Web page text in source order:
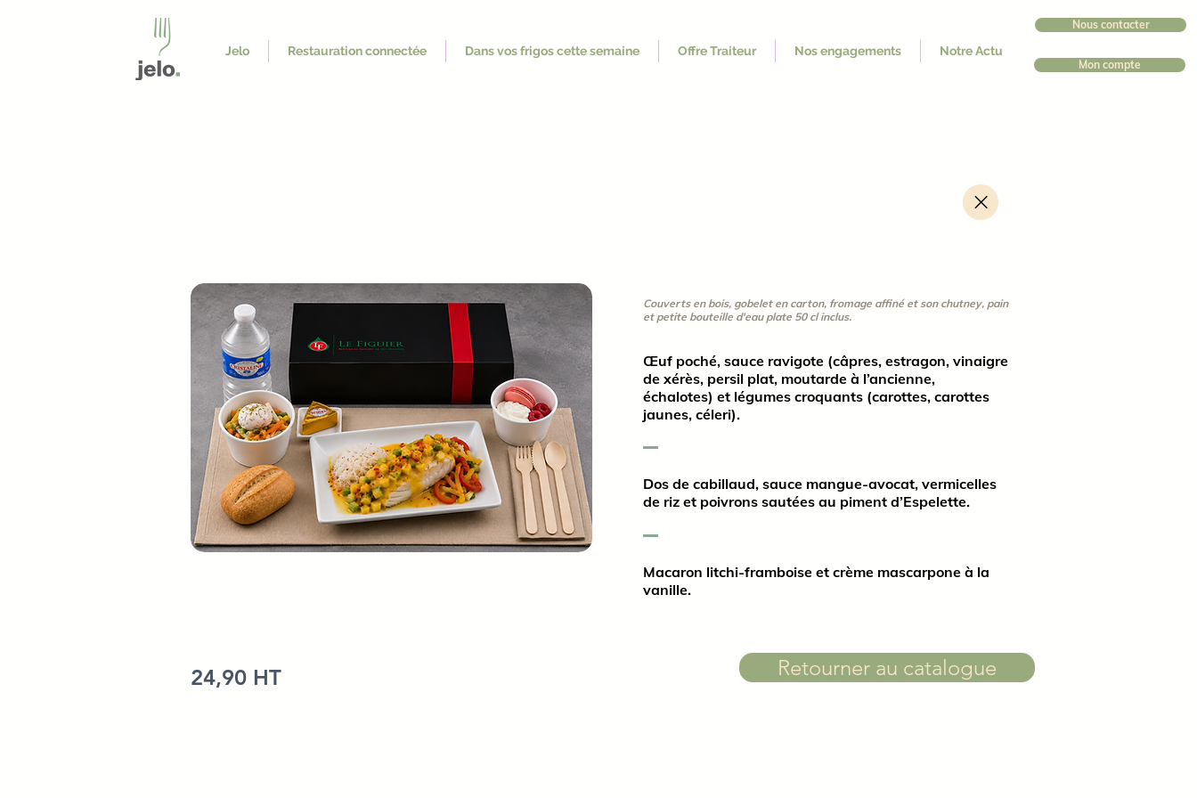
Jelo Restauration connectée Dans vos frigos cette semaine Offre Traiteur Nos engagements Notre Actu
Nous contacter
Mon compte
Couverts en bois, gobelet en carton, fromage affiné et son chutney, pain
et petite bouteille d'eau plate 50 cl inclus.
Œuf poché, sauce ravigote (câpres, estragon, vinaigre
de xérès, persil plat, moutarde à l’ancienne,
échalotes) et légumes croquants (carottes, carottes
jaunes, céleri).
Dos de cabillaud, sauce mangue-avocat, vermicelles
de riz et poivrons sautées au piment d’Espelette.
Macaron litchi-framboise et crème mascarpone à la
vanille.
24,90 HT Retourner au catalogue